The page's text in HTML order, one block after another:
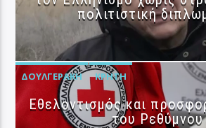
πολιτιστική
ΔΟΥΛΓΕΡΆΚΗ ΚΡΉΤΗ
Εθελοντισμός και
του Ρεθύμνου